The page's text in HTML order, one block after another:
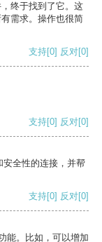
终于找到了它。这
需求。操作也很简
支持[0] 反对[0]
支持[0] 反对[0]
全性的连接，并帮
支持[0] 反对[0]
能。比如，可以增加